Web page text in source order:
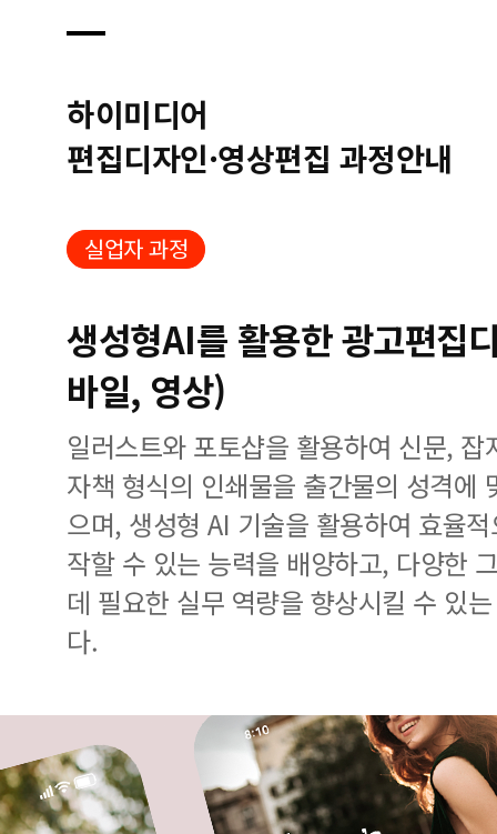
하이미디어
편집디자인·영상편집 과정안내
실업자 과정
생성형AI를 활용한 광고편집
바일, 영상)
일러스트와 포토샵을 활용하여 신문,
자책 형식의 인쇄물을 출간물의 성격에
으며, 생성형 AI 기술을 활용하여 효율
작할 수 있는 능력을 배양하고, 다양한
데 필요한 실무 역량을 향상시킬 수 있
다.